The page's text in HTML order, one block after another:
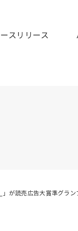
ますとともに、
スリリース
が読売広告大賞準グラン